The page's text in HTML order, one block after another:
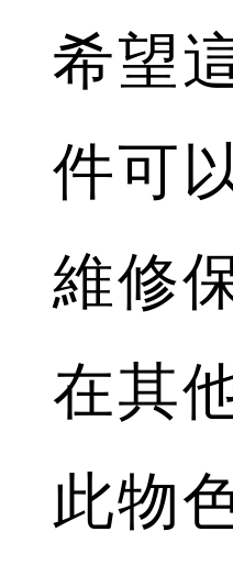
希望
件可
維修
在其
此物